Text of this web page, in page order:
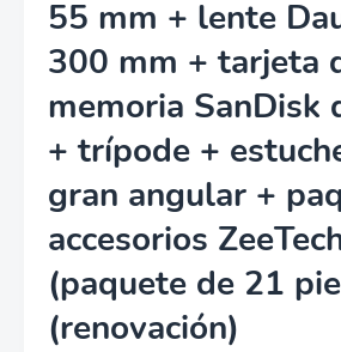
55 mm + lente
300 mm + tarjeta
memoria SanDisk
+ trípode +
gran angular +
accesorios
(paquete de 21
(renovación)